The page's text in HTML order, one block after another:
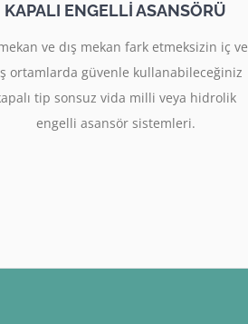
KAPALI ENGELLİ ASANSÖRÜ
ve dış mekan fark etmeksizin iç ve
ortamlarda güvenle kullanabileceğiniz
tip sonsuz vida milli veya hidrolik
engelli asansör sistemleri.